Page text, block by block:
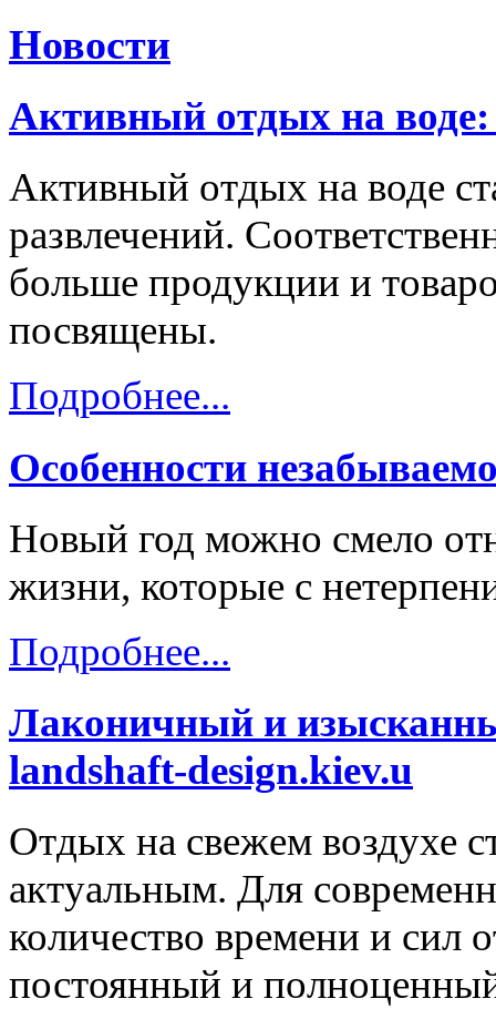
Новости
Активный отдых на воде:
Активный отдых на воде
развлечений.
больше продукции и
посвящены.
Подробнее...
Особенности
Новый год можно смело
жизни, которые с
Подробнее...
Лаконичный и
landshaft-design.kiev.u
Отдых на свежем воздухе
актуальным. Для
количество времени и сил
постоянный и